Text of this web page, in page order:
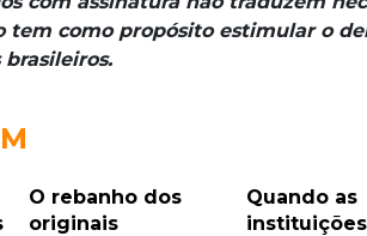
tem como propósito estimular o
O rebanho dos
originais
Quando as